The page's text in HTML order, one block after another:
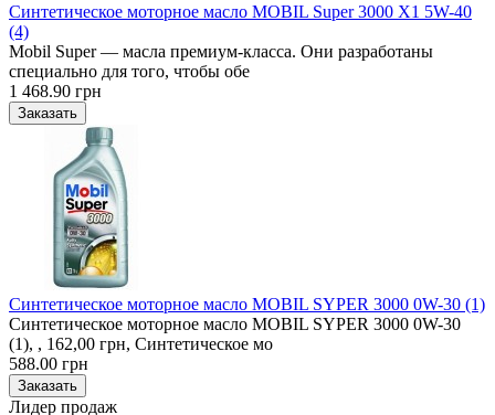
Синтетическое моторное масло MOBIL Super 3000 X1 5W-40
(4)
Mobil Super — масла премиум-класса. Они разработаны
специально для того, чтобы обе
1 468.90 грн
Синтетическое моторное масло MOBIL SYPER 3000 0W-30 (1)
Синтетическое моторное масло MOBIL SYPER 3000 0W-30
(1), , 162,00 грн, Синтетическое мо
588.00 грн
Лидер продаж